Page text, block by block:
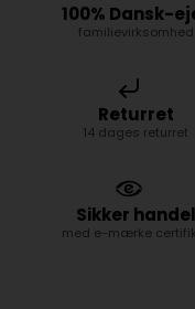
100% Dansk-
familievirksomhed
Returret
14 dages returret
Sikker handel
med e-mærke